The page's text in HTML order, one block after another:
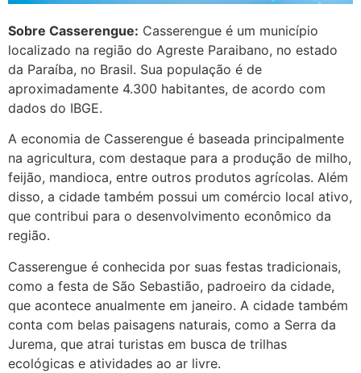
Sobre Casserengue: Casserengue é um município
localizado na região do Agreste Paraibano, no estado
da Paraíba, no Brasil. Sua população é de
aproximadamente 4.300 habitantes, de acordo com
dados do IBGE.
A economia de Casserengue é baseada principalmente
na agricultura, com destaque para a produção de milho,
feijão, mandioca, entre outros produtos agrícolas. Além
disso, a cidade também possui um comércio local ativo,
que contribui para o desenvolvimento econômico da
região.
Casserengue é conhecida por suas festas tradicionais,
como a festa de São Sebastião, padroeiro da cidade,
que acontece anualmente em janeiro. A cidade também
conta com belas paisagens naturais, como a Serra da
Jurema, que atrai turistas em busca de trilhas
ecológicas e atividades ao ar livre.
Entao q seja
22/05/2026 17:09:25
Mulheres vocês sabem dizer
quem já tomou os remédio se
depois que para de menstruar
começa a sair um líquido
transparente, se é normal ?
(879121**** em
http://www.proaborto.com)
Deve ser normal
22/05/2026 17:19:15